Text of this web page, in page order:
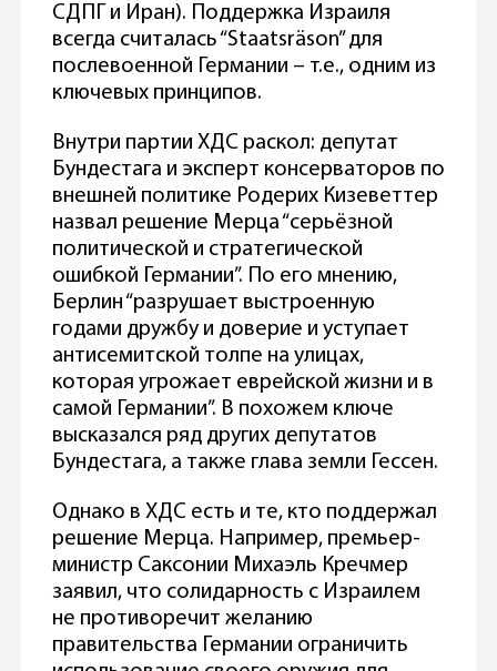
СДПГ и Иран). Поддержка Израиля
всегда считалась “Staatsräson” для
послевоенной Германии – т.е., одним из
ключевых принципов.
Внутри партии ХДС раскол: депутат
Бундестага и эксперт консерваторов по
внешней политике Родерих Кизеветтер
назвал решение Мерца “серьёзной
политической и стратегической
ошибкой Германии”. По его мнению,
Берлин “разрушает выстроенную
годами дружбу и доверие и уступает
антисемитской толпе на улицах,
которая угрожает еврейской жизни и в
самой Германии”. В похожем ключе
высказался ряд других депутатов
Бундестага, а также глава земли Гессен.
Однако в ХДС есть и те, кто поддержал
решение Мерца. Например, премьер-
министр Саксонии Михаэль Кречмер
заявил, что солидарность с Израилем
не противоречит желанию
правительства Германии ограничить